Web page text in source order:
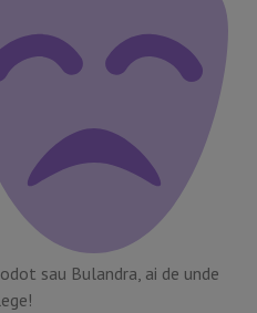
sau Bulandra, ai de unde